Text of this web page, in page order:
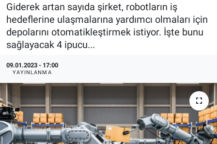
Giderek artan sayıda şirket, robotların iş
hedeflerine ulaşmalarına yardımcı olmaları için
depolarını otomatikleştirmek istiyor. İşte bunu
sağlayacak 4 ipucu...
09.01.2023 - 17:00
YAYINLANMA
EndüstriST
Enerjisini Üreten Fabrikalar
Endüstri 4.0 Uygulamaları